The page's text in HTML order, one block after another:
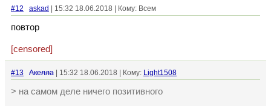
#12 askad | 15:32 18.06.2018 | Кому: Всем
повтор
[censored]
#13 Акелла | 15:32 18.06.2018 | Кому: Light1508
> на самом деле ничего позитивного